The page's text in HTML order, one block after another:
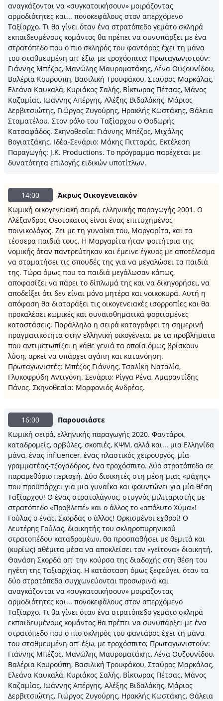
αναγκάζονται να «συγκατοικήσουν» μοιράζοντας
αρμοδιότητες και... πονοκεφάλους στον απερχόμενο
Ταξίαρχο. Τι θα γίνει όταν ένα στρατόπεδο γεμάτο σκληρά
εκπαιδευμένους κομάντος θα πρέπει να συνυπάρξει με ένα
στρατόπεδο που ο πιο σκληρός του φαντάρος έχει τη μάνα
του σταθμευμένη απ' έξω, με τροχόσπιτο; Πρωταγωνιστούν:
Γιάννης Μπέζος, Μανώλης Μαυροματάκης, Λένα Ουζουνίδου,
Βαλέρια Κουρούπη, Βασιλική Τρουφάκου, Σταύρος Μαρκάλας,
Ελεάνα Καυκαλά, Κυριάκος Σαλής, Βίκτωρας Πέτσας, Μάνος
Καζαμίας, Ιωάννης Απέργης, Αλέξης Βιδαλάκης, Μάριος
Δερβιτσιώτης, Γιώργος Ζυγούρης, Ηρακλής Κωστάκης, Θάλεια
Σταματέλου. Στον ρόλο του Ταξίαρχου ο Θοδωρής
Κατσαφάδος. Σκηνοθεσία: Γιάννης Μπέζος, Μιχάλης
Βογιατζάκης. Ιδέα-Σενάριο: Μάκης Πιτταράς. Εκτέλεση
Παραγωγής: J.K. Productions. Το πρόγραμμα παρέχεται με
δυνατότητα επιλογής ειδικών υποτίτλων.
14:00
Άκρως Οικογενειακόν
Κωμική οικογενειακή σειρά, ελληνικής παραγωγής 2001. Ο
Αλέξανδρος Θεοτοκάτος είναι ένας επιτυχημένος
ποινικολόγος. Ζει με τη γυναίκα του, Μαργαρίτα, και τα
τέσσερα παιδιά τους. Η Μαργαρίτα ήταν φοιτήτρια της
νομικής όταν παντρεύτηκαν και έμεινε έγκυος με αποτέλεσμα
να σταματήσει τις σπουδές της για να μεγαλώσει τα παιδιά
της. Τώρα όμως που τα παιδιά μεγάλωσαν κάπως,
αποφασίζει να πάρει το δίπλωμά της και να δικηγορήσει, να
αποδείξει ότι δεν είναι μόνο μητέρα και νοικοκυρά. Αυτή η
απόφαση θα διαταράξει τις οικογενειακές ισορροπίες και θα
προκαλέσει κωμικές και συναισθηματικά φορτισμένες
καταστάσεις. Παράλληλα η σειρά καταγράφει τη σημερινή
πραγματικότητα στην ελληνική οικογένεια, με τα προβλήματα
που αντιμετωπίζει η κάθε γενιά τα οποία όμως βρίσκουν
λύση, αρκεί να υπάρχει αγάπη και κατανόηση.
Πρωταγωνιστές: Μπέζος Γιάννης, Τσαλίκη Ναταλία,
Γλυκοφρύδη Αντιγόνη. Σενάριο: Ρίγγα Ρένα, Αμαραντίδης
Πάνος. Σκηνοθεσία: Μορφονιός Ανδρέας.
16:00
Παρουσιάστε
Κωμική σειρά, ελληνικής παραγωγής 2020. Φαντάροι,
καταδρομείς, αρβύλες, σκοπιές, ΚΨΜ, αλλά και... μια Ελληνίδα
μάνα, ένας influencer, ένας πλαστικός χειρουργός, μία
γραμματέας-τζογαδόρος, ένα τροχόσπιτο. Δύο στρατόπεδα σε
παραμεθόριο περιοχή. Δύο διοικητές στη μέση μιας «μάχης»
που προϋπάρχει για μια γυναίκα και φουντώνει για μία θέση
Ταξίαρχου! Ο ένας στρατολάγνος, στυγνός μιλιταριστής με
στρατόπεδο «Προβλεπέ» και ο άλλος το «απόλυτο Χύμα»!
Γούλας ο ένας, Σκορδάς ο άλλος! Ορκισμένοι εχθροί! Ο
Λευτέρης Γούλας, διοικητής του σκληροπυρηνικού
στρατοπέδου καταδρομέων, θα προσπαθήσει με θεμιτά και
(κυρίως) αθέμιτα μέσα να αποκλείσει τον «γείτονα» διοικητή,
Θανάση Σκορδά απ' την κούρσα της διαδοχής στη θέση του
ηγέτη της Ταξιαρχίας. Η κατάσταση όμως ξεφεύγει, όταν τα
δύο στρατόπεδα συγχωνεύονται προσωρινά και
αναγκάζονται να «συγκατοικήσουν» μοιράζοντας
αρμοδιότητες και... πονοκεφάλους στον απερχόμενο
Ταξίαρχο. Τι θα γίνει όταν ένα στρατόπεδο γεμάτο σκληρά
εκπαιδευμένους κομάντος θα πρέπει να συνυπάρξει με ένα
στρατόπεδο που ο πιο σκληρός του φαντάρος έχει τη μάνα
του σταθμευμένη απ' έξω, με τροχόσπιτο; Πρωταγωνιστούν:
Γιάννης Μπέζος, Μανώλης Μαυροματάκης, Λένα Ουζουνίδου,
Βαλέρια Κουρούπη, Βασιλική Τρουφάκου, Σταύρος Μαρκάλας,
Ελεάνα Καυκαλά, Κυριάκος Σαλής, Βίκτωρας Πέτσας, Μάνος
Καζαμίας, Ιωάννης Απέργης, Αλέξης Βιδαλάκης, Μάριος
Δερβιτσιώτης, Γιώργος Ζυγούρης, Ηρακλής Κωστάκης, Θάλεια